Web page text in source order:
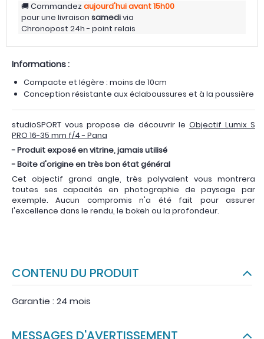
Commandezaujourd'huiavant 15h00
pour une livraison samedivia
Chronopost 24h - point relais
Informations :
Compacte et légère : moins de 10cm
Conception résistante aux éclaboussures et à la poussière
studioSPORT vous propose de découvrir le Objectif Lumix S
PRO 16-35 mm f/4 - Pana
- Produit exposé en vitrine, jamais utilisé
- Boite d'origine en très bon état général
Cet objectif grand angle, très polyvalent vous montrera
toutes ses capacités en photographie de paysage par
exemple. Aucun compromis n'a été fait pour assurer
l'excellence dans le rendu, le bokeh ou la profondeur.
CONTENU DU PRODUIT
Garantie : 24 mois
MESSAGES D'AVERTISSEMENT